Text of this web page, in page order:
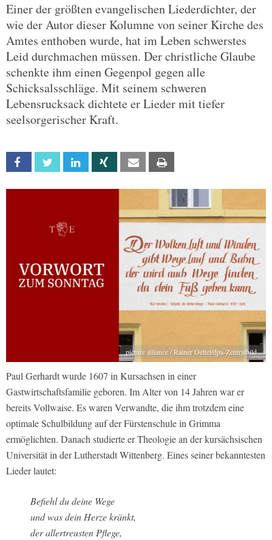
Einer der größten evangelischen Liederdichter, der
wie der Autor dieser Kolumne von seiner Kirche des
Amtes enthoben wurde, hat im Leben schwerstes
Leid durchmachen müssen. Der christliche Glaube
schenkte ihm einen Gegenpol gegen alle
Schicksalsschläge. Mit seinem schweren
Lebensrucksack dichtete er Lieder mit tiefer
seelsorgerischer Kraft.
Facebook Twitter Linkedin Xing Email
picture alliance / Rainer Oettel/dpa-Zentralbild
Paul Gerhardt wurde 1607 in Kursachsen in einer
Gastwirtschaftsfamilie geboren. Im Alter von 14 Jahren war er
bereits Vollwaise. Es waren Verwandte, die ihm trotzdem eine
optimale Schulbildung auf der Fürstenschule in Grimma
ermöglichten. Danach studierte er Theologie an der kursächsischen
Universität in der Lutherstadt Wittenberg. Eines seiner bekanntesten
Lieder lautet:
Befiehl du deine Wege
und was dein Herze kränkt,
der allertreusten Pflege,